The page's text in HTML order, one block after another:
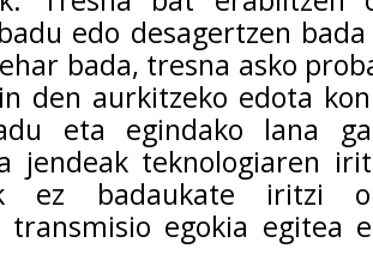
edo desagertzen
bada, tresna asko
den aurkitzeko edota
eta egindako lana
jendeak teknologiaren
ez badaukate iritzi
transmisio egokia egitea